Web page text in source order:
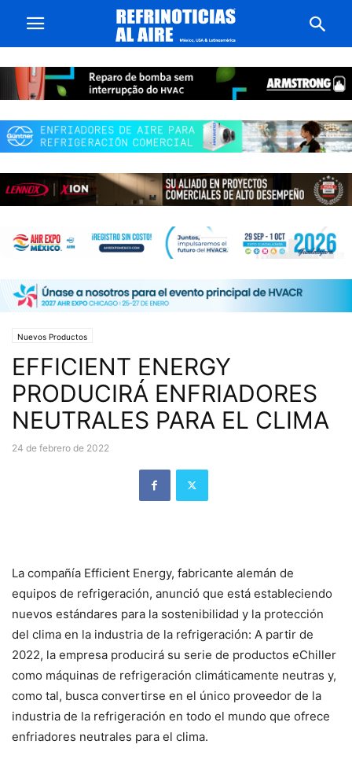
Nuevos Productos
EFFICIENT ENERGY
PRODUCIRÁ ENFRIADORES
NEUTRALES PARA EL CLIMA
24 de febrero de 2022
La compañía Efficient Energy, fabricante alemán de
equipos de refrigeración, anunció que está estableciendo
nuevos estándares para la sostenibilidad y la protección
del clima en la industria de la refrigeración: A partir de
2022, la empresa producirá su serie de productos eChiller
como máquinas de refrigeración climáticamente neutras y,
como tal, busca convertirse en el único proveedor de la
industria de la refrigeración en todo el mundo que ofrece
enfriadores neutrales para el clima.